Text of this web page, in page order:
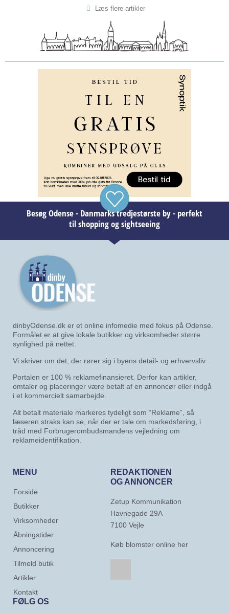
Besøg Odense - Danmarks tredjestørste by - perfekt
til shopping og sightseeing
dinbyOdense.dk er et online infomedie med fokus på Odense.
Formålet er at give lokale butikker og virksomheder større
synlighed på nettet.
Vi skriver om det, der rører sig i byens detail- og erhvervsliv.
Portalen er 100 % reklamefinansieret. Derfor kan artikler,
omtaler og placeringer være betalt af en annoncør eller indgå
i et kommercielt samarbejde.
Alt betalt materiale markeres tydeligt som “Reklame”, så
læseren straks kan se, når der er tale om markedsføring, i
tråd med Forbrugerombudsmandens vejledning om
Butikker
Virksomheder
Åbningstider
Annoncering
Tilmeld butik
Kontakt
OG ANNONCER
Zetup Kommunikation
Køb blomster online her
Facebook
Instagram
DET MED SMÅT
privatlivspolitiker
Copyright 2024 © din by Odense | ide: